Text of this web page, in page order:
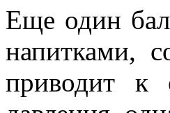
Еще один
напитками,
приводит к